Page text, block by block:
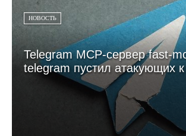
НОВОСТЬ
Telegram MCP-сервер fast-
telegram пустил атакующих